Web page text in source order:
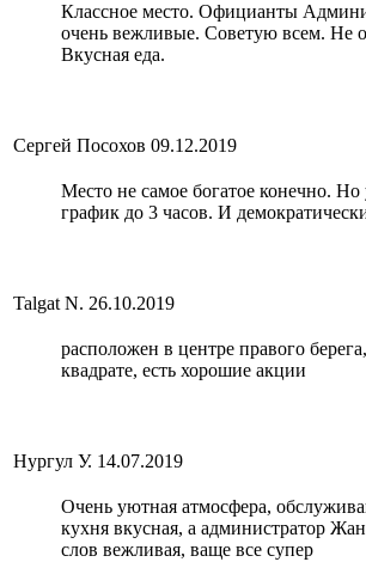
Классное место. Официанты
очень вежливые. Советую всем. Не
Вкусная еда.
Сергей Посохов 09.12.2019
Место не самое богатое конечно.
график до 3 часов. И
Talgat N. 26.10.2019
расположен в центре правого
квадрате, есть хорошие акции
Нургул У. 14.07.2019
Очень уютная атмосфера,
кухня вкусная, а администратор
слов вежливая, ваще все супер